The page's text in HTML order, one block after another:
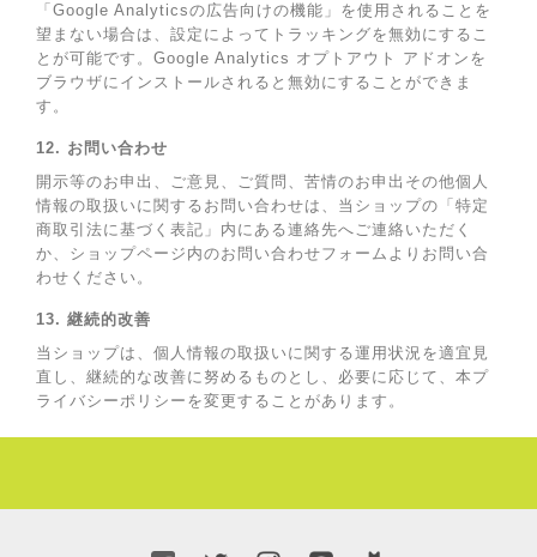
「Google Analyticsの広告向けの機能」を使用されることを
望まない場合は、設定によってトラッキングを無効にするこ
とが可能です。Google Analytics オプトアウト アドオンを
ブラウザにインストールされると無効にすることができま
す。
12. お問い合わせ
開示等のお申出、ご意見、ご質問、苦情のお申出その他個人
情報の取扱いに関するお問い合わせは、当ショップの「特定
商取引法に基づく表記」内にある連絡先へご連絡いただく
か、ショップページ内のお問い合わせフォームよりお問い合
わせください。
13. 継続的改善
当ショップは、個人情報の取扱いに関する運用状況を適宜見
直し、継続的な改善に努めるものとし、必要に応じて、本プ
ライバシーポリシーを変更することがあります。